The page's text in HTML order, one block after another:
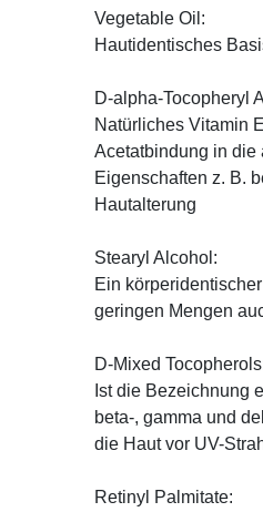
Vegetable Oil:
Hautidentisches
D-alpha-Tocopheryl
Natürliches Vitamin
Acetatbindung in die
Eigenschaften z. B.
Hautalterung
Stearyl Alcohol:
Ein
geringen Mengen
D-Mixed
Ist die Bezeichnung
beta-, gamma und
die Haut vor UV-
Retinyl Palmitate: